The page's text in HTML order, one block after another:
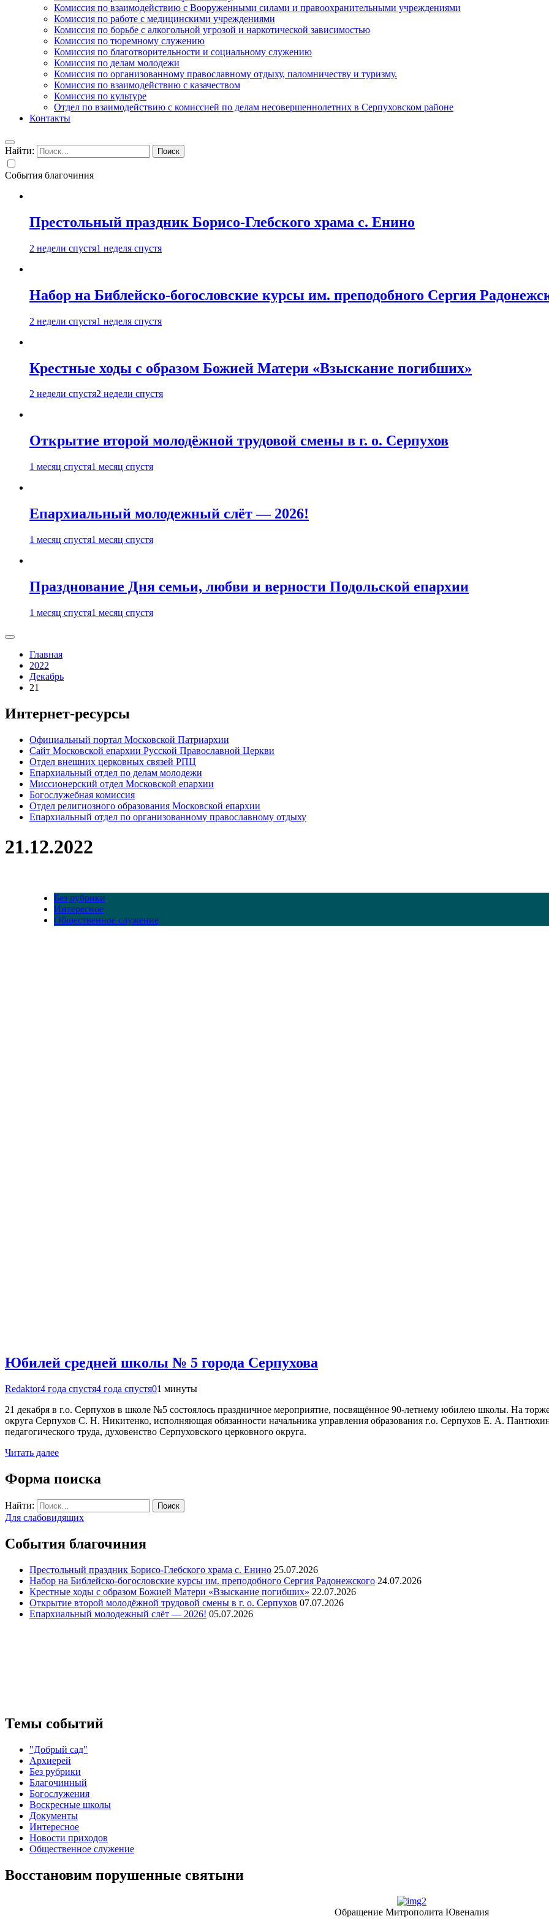
Комиссия по взаимодействию с Вооруженными силами и правоохранительными учреждениями
Комиссия по работе с медицинскими учреждениями
Комиссия по борьбе с алкогольной угрозой и наркотической зависимостью
Комиссия по тюремному служению
Комиссия по благотворительности и социальному служению
Комиссия по делам молодежи
Комиссия по организованному православному отдыху, паломничеству и туризму.
Комиссия по взаимодействию с казачеством
Комиссия по культуре
Отдел по взаимодействию с комиссией по делам несовершеннолетних в Серпуховском районе
Контакты
Найти:
События благочиния
Престольный праздник Борисо-Глебского храма с. Енино
2 недели спустя1 неделя спустя
Набор на Библейско-богословские курсы им. преподобного Сергия
2 недели спустя1 неделя спустя
Крестные ходы с образом Божией Матери «Взыскание погибших»
2 недели спустя2 недели спустя
Открытие второй молодёжной трудовой смены в г. о. Серпухов
1 месяц спустя1 месяц спустя
Епархиальный молодежный слёт — 2026!
1 месяц спустя1 месяц спустя
Празднование Дня семьи, любви и верности Подольской епархии
1 месяц спустя1 месяц спустя
Главная
2022
Декабрь
21
Интернет-ресурсы
Официальный портал Московской Патриархии
Сайт Московской епархии Русской Православной Церкви
Отдел внешних церковных связей РПЦ
Епархиальный отдел по делам молодежи
Миссионерский отдел Московской епархии
Богослужебная комиссия
Отдел религиозного образования Московской епархии
Епархиальный отдел по организованному православному отдыху
21.12.2022
Без рубрики
Интересное
Общественное служение
Юбилей средней школы № 5 города Серпухова
Redaktor4 года спустя4 года спустя01 минуты
21 декабря в г.о. Серпухов в школе №5 состоялось праздничное мероприятие, посвящённое 90-летнему юбилею школы. На
округа Серпухов С. Н. Никитенко, исполняющая обязанности начальника управления образования г.о. Серпухов Е. А.
педагогического труда, духовенство Серпуховского церковного округа.
Читать далее
Форма поиска
Найти:
Для слабовидящих
События благочиния
Престольный праздник Борисо-Глебского храма с. Енино 25.07.2026
Набор на Библейско-богословские курсы им. преподобного Сергия Радонежского 24.07.2026
Крестные ходы с образом Божией Матери «Взыскание погибших» 22.07.2026
Открытие второй молодёжной трудовой смены в г. о. Серпухов 07.07.2026
Епархиальный молодежный слёт — 2026! 05.07.2026
Темы событий
"Добрый сад"
Архиерей
Без рубрики
Благочинный
Богослужения
Воскресные школы
Документы
Интересное
Новости приходов
Общественное служение
Восстановим порушенные святыни
Обращение Митрополита Ювеналия